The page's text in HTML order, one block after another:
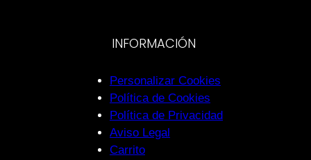
INFORMACIÓN
Personalizar Cookies
Política de Cookies
Política de Privacidad
Aviso Legal
Carrito